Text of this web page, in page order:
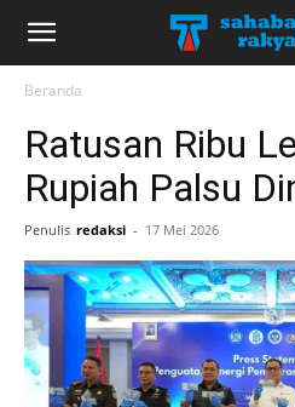
Beranda
Ratusan Ribu
Rupiah Palsu
Penulis redaksi - 17 Mei 2026